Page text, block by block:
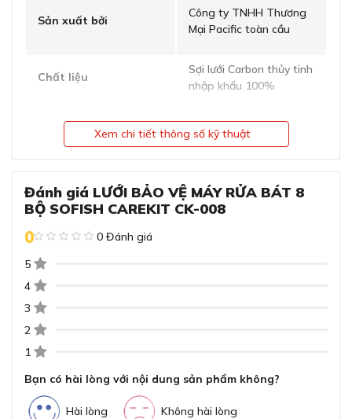
Hướng dẫn sử dụng lưới bảo vệ máy rửa bát Carekit
Sản xuất bởi
Công ty TNHH Thương
Mại Pacific toàn cầu
Chất liệu
Sợi lưới Carbon thủy tinh
nhập khẩu 100%
Công dụng
Chống côn trùng
xâm nhập
Nâng cao tuổi đời
sản phẩm
Thích hợp sử dụng
Xem chi tiết thông số kỹ thuật
Đánh giá LƯỚI BẢO VỆ MÁY RỬA BÁT 8
BỘ SOFISH CAREKIT CK-008
0
0 Đánh giá
5
4
3
2
1
Bạn có hài lòng với nội dung sản phẩm không?
Hài lòng Không hài lòng
ĐĂNG KÝ
Chúng tôi sẽ liên hệ lại ngay sau khi nhận được thông tin đăng
ký của anh chị